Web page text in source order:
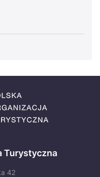
Turystyczna
42